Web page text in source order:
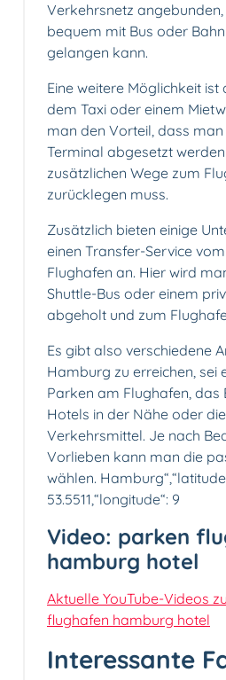
Verkehrsnetz
bequem mit Bus oder
gelangen kann.
Eine weitere Möglichkeit ist
dem Taxi oder einem
man den Vorteil, dass
Terminal abgesetzt
zusätzlichen Wege zum
zurücklegen muss.
Zusätzlich bieten einige
einen Transfer-Service
Flughafen an. Hier wird
Shuttle-Bus oder einem
abgeholt und zum
Es gibt also verschiedene
Hamburg zu erreichen, sei
Parken am Flughafen, das
Hotels in der Nähe oder
Verkehrsmittel. Je nach
Vorlieben kann man die
wählen.
53.5511,“longitude“: 9
Video: parken
hamburg hotel
Aktuelle YouTube-Videos
flughafen hamburg hotel
Interessante